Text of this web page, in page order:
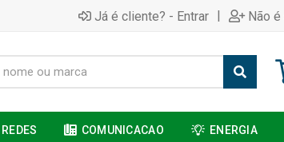
Já é cliente? - Entrar | Não
REDES COMUNICACAO ENERGIA